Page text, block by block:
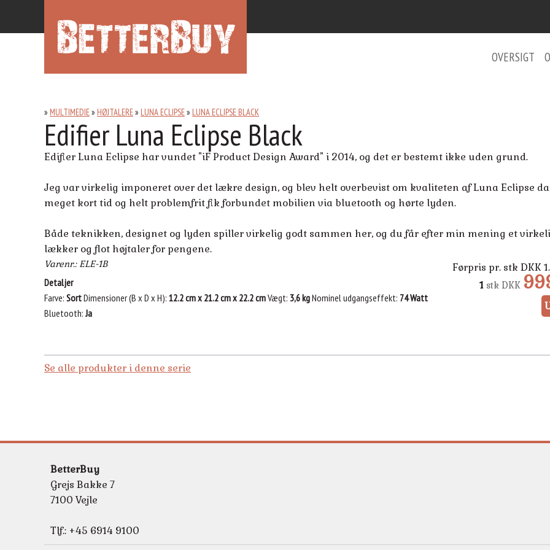
OVERSIGT
MULTIMEDIE HØJTALERE LUNA ECLIPSE LUNA ECLIPSE BLACK
Edifier Luna Eclipse Black
Edifier Luna Eclipse har vundet "iF Product Design Award" i 2014, og det er bestemt ikke uden grund.
Jeg var virkelig imponeret over det lækre design, og blev helt overbevist om kvaliteten af Luna Eclipse
meget kort tid og helt problemfrit fik forbundet mobilien via bluetooth og hørte lyden.
Både teknikken, designet og lyden spiller virkelig godt sammen her, og du får efter min mening et
lækker og flot højtaler for pengene.
Førpris pr. stk DKK
1 stk DKK
Varenr.: ELE-1B
Detaljer
Farve SortDimensioner (B x D x H) 12.2 cm x 21.2 cm x 22.2 cmVægt 3,6 kgNominel udgangseffekt 74 Watt
Bluetooth Ja
Se alle produkter i denne serie
BetterBuy
Grejs Bakke 7
7100 Vejle
Tlf.: +45 6914 9100